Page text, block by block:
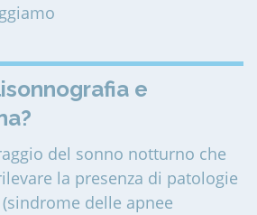
e
del sonno notturno che
la presenza di patologie
(sindrome delle apnee